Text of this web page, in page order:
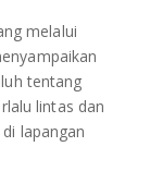
melalui
tentang
lintas dan
lapangan